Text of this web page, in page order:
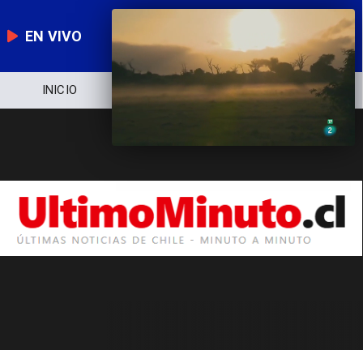
EN VIVO
INICIO NOTICIERO POLÍTICA